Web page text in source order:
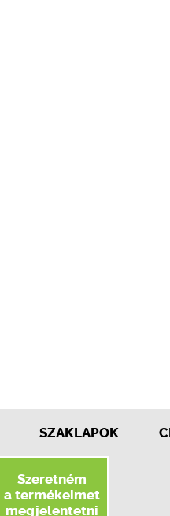
SZAKLAPOK
Szeretném
a termékeimet
megjelentetni